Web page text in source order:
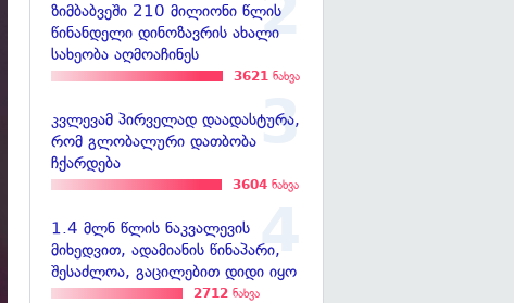
ზიმბაბვეში 210 მილიონი წლის
წინანდელი დინოზავრის ახალი
სახეობა აღმოაჩინეს
3621 ნახვა
კვლევამ პირველად დაადასტურა,
რომ გლობალური დათბობა
ჩქარდება
3604 ნახვა
1.4 მლნ წლის ნაკვალევის
მიხედვით, ადამიანის წინაპარი,
შესაძლოა, გაცილებით დიდი იყო
2712 ნახვა